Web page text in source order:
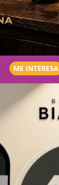
ME INTERESA